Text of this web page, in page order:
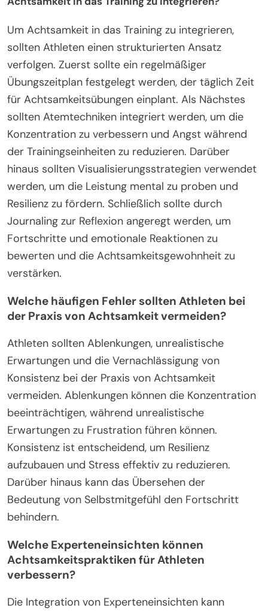
Achtsamkeitsroutine erstellen, indem sie ihre
einzigartigen Stressoren und Bedürfnisse
identifizieren. Beginnen Sie mit kurzen täglichen
Sitzungen, die sich auf Atemkontrolle, Visualisierung
oder Körperscans konzentrieren. Erhöhen Sie
allmählich die Dauer und Komplexität basierend auf
Komfort und Effektivität. Integrieren Sie
Achtsamkeitstechniken in Trainingseinheiten, wie
z.B. achtsames Laufen oder Yoga. Bewerten Sie
regelmäßig den Fortschritt und passen Sie die
Routine an, um Resilienz zu fördern und Stress zu
reduzieren.
Welche Schritte sollten unternommen werden, um
Achtsamkeit in das Training zu integrieren?
Um Achtsamkeit in das Training zu integrieren,
verfolgen. Zuerst sollte ein regelmäßiger
Übungszeitplan festgelegt werden, der täglich Zeit
für Achtsamkeitsübungen einplant. Als Nächstes
sollten Atemtechniken integriert werden, um die
Konzentration zu verbessern und Angst während
der Trainingseinheiten zu reduzieren. Darüber
hinaus sollten Visualisierungsstrategien verwendet
werden, um die Leistung mental zu proben und
Resilienz zu fördern. Schließlich sollte durch
Journaling zur Reflexion angeregt werden, um
Fortschritte und emotionale Reaktionen zu
bewerten und die Achtsamkeitsgewohnheit zu
verstärken.
Welche häufigen Fehler sollten Athleten bei
der Praxis von Achtsamkeit vermeiden?
Erwartungen und die Vernachlässigung von